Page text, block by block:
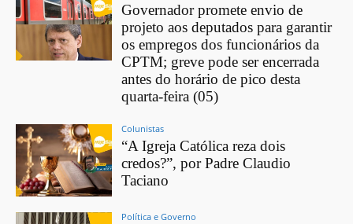
Governador promete envio de
projeto aos deputados para garantir
os empregos dos funcionários da
CPTM; greve pode ser encerrada
antes do horário de pico desta
quarta-feira (05)
Colunistas
“A Igreja Católica reza dois
credos?”, por Padre Claudio
Taciano
Política e Governo